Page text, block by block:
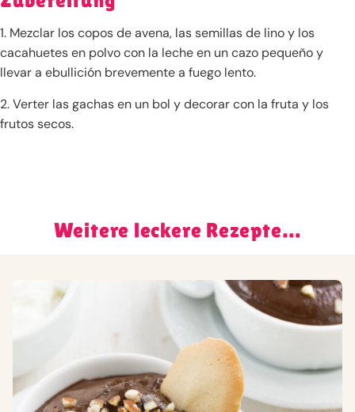
1. Mezclar los copos de avena, las semillas de lino y los
cacahuetes en polvo con la leche en un cazo pequeño y
llevar a ebullición brevemente a fuego lento.
2. Verter las gachas en un bol y decorar con la fruta y los
frutos secos.
Weitere leckere Rezepte…